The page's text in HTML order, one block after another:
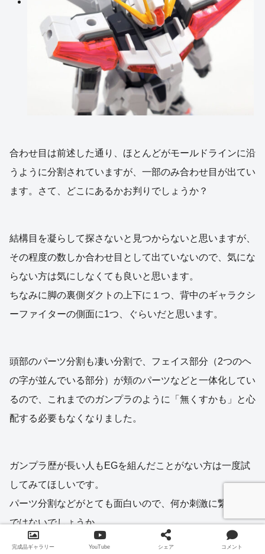
合わせ目は前述した通り、ほとんどがモールドラインに沿
うように分割されていますが、一部のみ合わせ目が出てい
ます。さて、どこにあるかお判りでしょうか？
結構目を凝らして探さないと見つからないと思いますが、
その程度の数しか合わせ目として出ていないので、気にな
らない方は気にしなくても良いと思います。
ちなみに脚の裏側ダクトの上下に１つ、背中のギャラクシ
ーファイターの側面に1つ、ぐらいだと思います。
頭部のパーツ分割も凄い分割で、フェイス部分（2つのヘ
の字が並んでいる部分）が頬のパーツなどと一体化してい
るので、これまでのガンプラのように「無くすかも」と心
配する必要もなくなりました。
ガンプラ歴が長い人もEGを組んだことがない方は一度試
してみてほしいです。
パーツ分割などがとても面白いので、何か刺激に繋がるの
ではないでしょうか。
完成品ギャラリー YouTube シェア コメント